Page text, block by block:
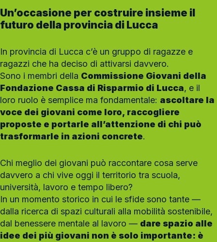
Un’occasione per costruire insieme il
futuro della provincia di Lucca
In provincia di Lucca c’è un gruppo di ragazze e
ragazzi che ha deciso di attivarsi davvero.
Sono i membri della Commissione Giovani della
Fondazione Cassa di Risparmio di Lucca, e il
loro ruolo è semplice ma fondamentale: ascoltare la
voce dei giovani come loro, raccogliere
proposte e portarle all’attenzione di chi può
trasformarle in azioni concrete.
Chi meglio dei giovani può raccontare cosa serve
davvero a chi vive oggi il territorio tra scuola,
università, lavoro e tempo libero?
In un momento storico in cui le sfide sono tante —
dalla ricerca di spazi culturali alla mobilità sostenibile,
dal benessere mentale al lavoro — dare spazio alle
idee dei più giovani non è solo importante: è